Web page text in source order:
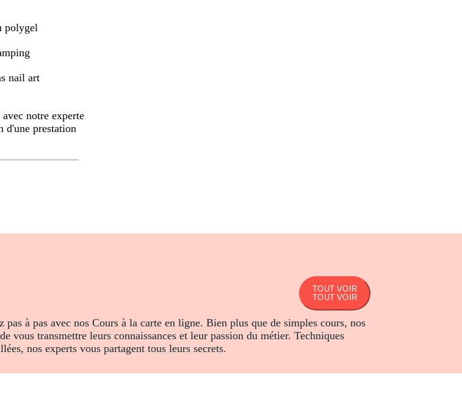
polygel
nail art
notre experte
d'une prestation
TOUT VOIR
TOUT VOIR
à pas avec nos Cours à la carte en ligne. Bien plus que de simples cours, nos
vous transmettre leurs connaissances et leur passion du métier. Techniques
nos experts vous partagent tous leurs secrets.